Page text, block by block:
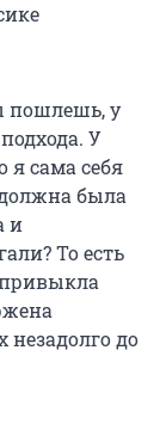
пошлешь, у
У
я сама себя
была
и
То есть
привыкла
незадолго до